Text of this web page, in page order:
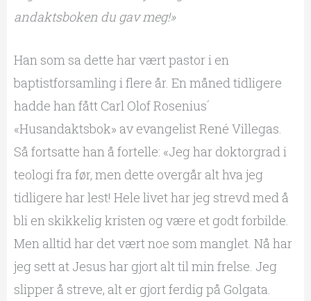
andaktsboken du gav meg!»
Han som sa dette har vært pastor i en
baptistforsamling i flere år. En måned tidligere
hadde han fått Carl Olof Rosenius´
«Husandaktsbok» av evangelist René Villegas.
Så fortsatte han å fortelle: «Jeg har doktorgrad i
teologi fra før, men dette overgår alt hva jeg
tidligere har lest! Hele livet har jeg strevd med å
bli en skikkelig kristen og være et godt forbilde.
Men alltid har det vært noe som manglet. Nå har
jeg sett at Jesus har gjort alt til min frelse. Jeg
slipper å streve, alt er gjort ferdig på Golgata.